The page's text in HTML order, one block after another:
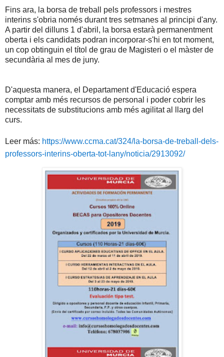
Fins ara, la borsa de treball pels professors i mestres
interins s'obria només durant tres setmanes al principi d'any.
A partir del dilluns 1 d'abril, la borsa estarà permanentment
oberta i els candidats podran incorporar-s'hi en tot moment,
un cop obtinguin el títol de grau de Magisteri o el màster de
secundària al mes de juny.
D'aquesta manera, el Departament d'Educació espera
comptar amb més recursos de personal i poder cobrir les
necessitats de substitucions amb més agilitat al llarg del
curs.
Leer más: https://www.ccma.cat/324/la-borsa-de-treball-dels-
professors-interins-oberta-tot-lany/noticia/2913092/